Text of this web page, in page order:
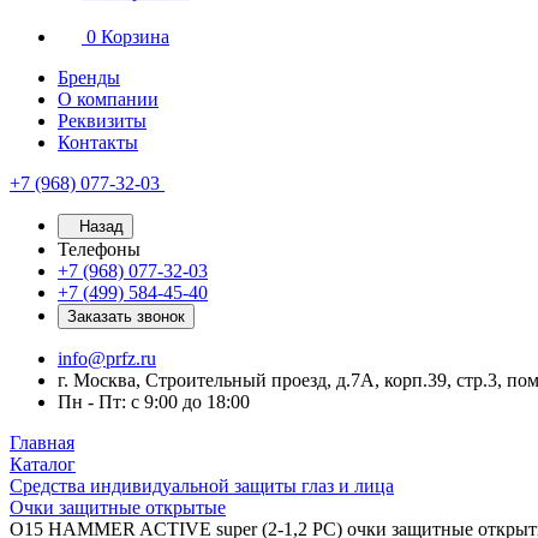
0 Корзина
Бренды
О компании
Реквизиты
Контакты
+7 (968) 077-32-03
Назад
Телефоны
+7 (968) 077-32-03
+7 (499) 584-45-40
Заказать звонок
info@prfz.ru
г. Москва, Строительный проезд, д.7А, корп.39, стр.3,
Пн - Пт: с 9:00 до 18:00
Главная
Каталог
Средства индивидуальной защиты глаз и лица
Очки защитные открытые
О15 HAMMER ACTIVЕ super (2-1,2 PC) очки защитные